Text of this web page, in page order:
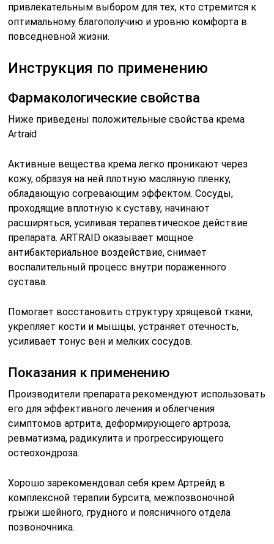
привлекательным выбором для тех, кто стремится к
оптимальному благополучию и уровню комфорта в
повседневной жизни.
Инструкция по применению
Фармакологические свойства
Ниже приведены положительные свойства крема
Artraid
Активные вещества крема легко проникают через
кожу, образуя на ней плотную масляную пленку,
обладающую согревающим эффектом. Сосуды,
проходящие вплотную к суставу, начинают
расширяться, усиливая терапевтическое действие
препарата. ARTRAID оказывает мощное
антибактериальное воздействие, снимает
воспалительный процесс внутри пораженного
сустава.
Помогает восстановить структуру хрящевой ткани,
укрепляет кости и мышцы, устраняет отечность,
усиливает тонус вен и мелких сосудов.
Показания к применению
Производители препарата рекомендуют использовать
его для эффективного лечения и облегчения
симптомов артрита, деформирующего артроза,
ревматизма, радикулита и прогрессирующего
остеохондроза.
Хорошо зарекомендовал себя крем Артрейд в
комплексной терапии бурсита, межпозвоночной
грыжи шейного, грудного и поясничного отдела
позвоночника.